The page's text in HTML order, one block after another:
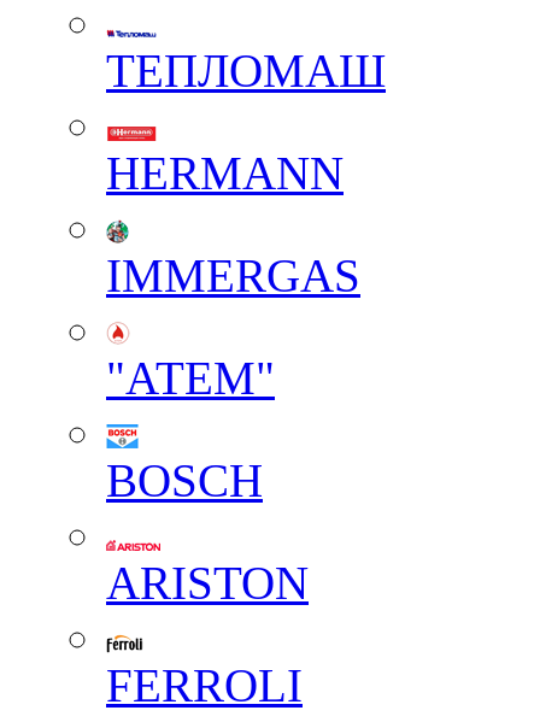
ТЕПЛОМАШ
HERMANN
IMMERGAS
"АТЕМ"
BOSCH
ARISTON
FERROLI